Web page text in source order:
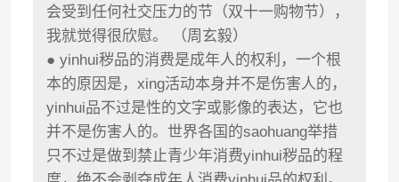
会受到任何社交压力的节（双十一购物节），
我就觉得很欣慰。 （周玄毅）
● yinhui秽品的消费是成年人的权利，一个根
本的原因是，xing活动本身并不是伤害人的，
yinhui品不过是性的文字或影像的表达，它也
并不是伤害人的。世界各国的saohuang举措
只不过是做到禁止青少年消费yinhui秽品的程